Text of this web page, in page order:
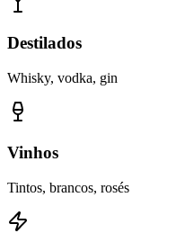
Destilados
Whisky, vodka, gin
Vinhos
Tintos, brancos, rosés